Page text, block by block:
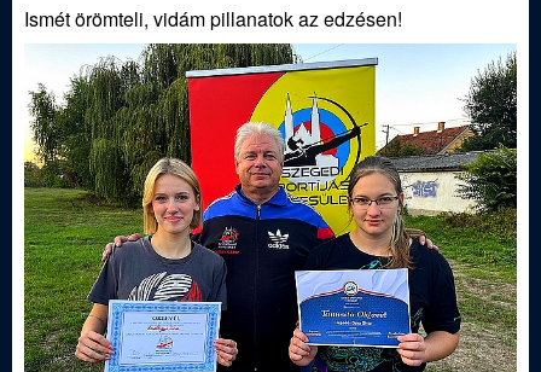
d
S
p
o
r
n
u
Ismét örömteli, vidám pillanatok az edzésen!